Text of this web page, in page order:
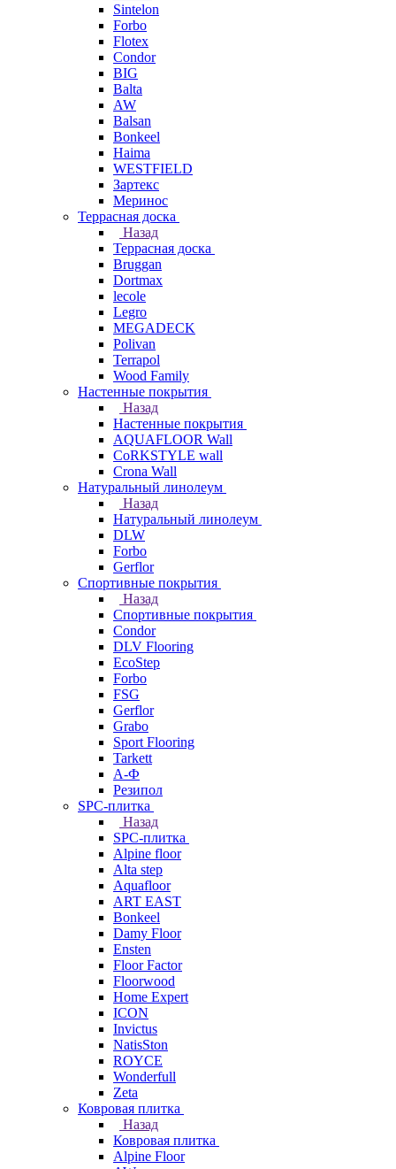
Sintelon
Forbo
Flotex
Condor
BIG
Balta
AW
Balsan
Bonkeel
Haima
WESTFIELD
Зартекс
Меринос
Террасная доска
Назад
Террасная доска
Bruggan
Dortmax
lecole
Legro
MEGADECK
Polivan
Terrapol
Wood Family
Настенные покрытия
Назад
Настенные покрытия
AQUAFLOOR Wall
CoRKSTYLE wall
Crona Wall
Натуральный линолеум
Назад
Натуральный линолеум
DLW
Forbo
Gerflor
Спортивные покрытия
Назад
Спортивные покрытия
Condor
DLV Flooring
EcoStep
Forbo
FSG
Gerflor
Grabo
Sport Flooring
Tarkett
А-Ф
Резипол
SPC-плитка
Назад
SPC-плитка
Alpine floor
Alta step
Aquafloor
ART EAST
Bonkeel
Damy Floor
Ensten
Floor Factor
Floorwood
Home Expert
ICON
Invictus
NatisSton
ROYCE
Wonderfull
Zeta
Ковровая плитка
Назад
Ковровая плитка
Alpine Floor